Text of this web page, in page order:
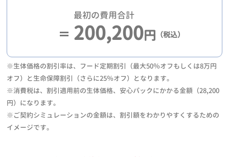
最初の費用合計
200,200円 （税込）
※生体価格の割引率は、フード定期割引（最大50％オフもしくは8万円
オフ）と生命保障割引（さらに25％オフ）となります。
※消費税は、割引適用前の生体価格、安心パックにかかる金額（28,200
円）になります。
※ご契約シミュレーションの金額は、割引額をわかりやすくするための
イメージです。